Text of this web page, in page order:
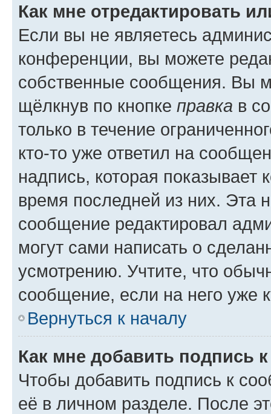
Как мне отредактировать
Если вы не являетесь
конференции, вы можете
собственные сообщения. Вы
щёлкнув по кнопке правка в
только в течение
кто-то уже ответил на
надпись, которая показывает
время последней из них. Эта
сообщение редактировал
могут сами написать о
усмотрению. Учтите, что
сообщение, если на него уже
Вернуться к началу
Как мне добавить подпись
Чтобы добавить подпись к
её в личном разделе. После